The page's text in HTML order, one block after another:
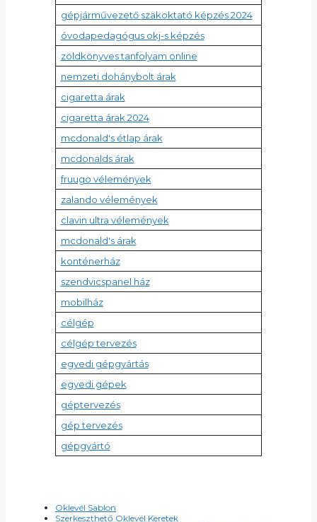
gépjárművezető szakoktató képzés 2024
óvodapedagógus okj-s képzés
zöldkönyves tanfolyam online
nemzeti dohánybolt árak
cigaretta árak
cigaretta árak 2024
mcdonald's étlap árak
mcdonalds árak
fruugo vélemények
zalando vélemények
clavin ultra vélemények
mcdonald's árak
konténerház
szendvicspanel ház
mobilház
célgép
célgép tervezés
egyedi gépgyártás
egyedi gépek
géptervezés
gép tervezés
gépgyártó
Oklevél Sablon
Szerkeszthető Oklevél Keretek